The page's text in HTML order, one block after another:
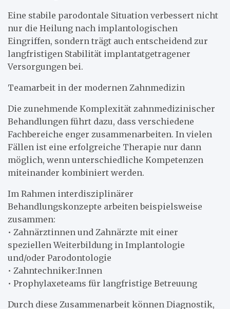
Eine stabile parodontale Situation verbessert nicht
nur die Heilung nach implantologischen
Eingriffen, sondern trägt auch entscheidend zur
langfristigen Stabilität implantatgetragener
Versorgungen bei.
Teamarbeit in der modernen Zahnmedizin
Die zunehmende Komplexität zahnmedizinischer
Behandlungen führt dazu, dass verschiedene
Fachbereiche enger zusammenarbeiten. In vielen
Fällen ist eine erfolgreiche Therapie nur dann
möglich, wenn unterschiedliche Kompetenzen
miteinander kombiniert werden.
Im Rahmen interdisziplinärer
Behandlungskonzepte arbeiten beispielsweise
zusammen:
• Zahnärztinnen und Zahnärzte mit einer
speziellen Weiterbildung in Implantologie
und/oder Parodontologie
• Zahntechniker:Innen
• Prophylaxeteams für langfristige Betreuung
Durch diese Zusammenarbeit können Diagnostik,